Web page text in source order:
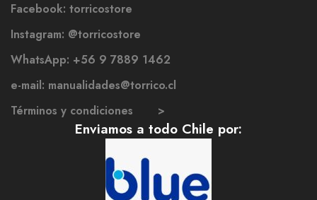
Facebook: torricostore
Instagram: @torricostore
WhatsApp: +56 9 7889 1462
e-mail: manualidades@torrico.cl
Términos y condiciones >
Enviamos a todo Chile por: